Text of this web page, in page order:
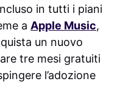
in tutti i piani
a Apple Music,
un nuovo
tre mesi gratuiti
l’adozione